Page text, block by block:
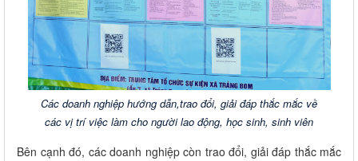
Các doanh nghiệp hướng dẫn,trao đổi, giải đáp thắc mắc về
các vị trí việc làm cho người lao động, học sinh, sinh viên
Bên cạnh đó, các doanh nghiệp còn trao đổi, giải đáp thắc mắc